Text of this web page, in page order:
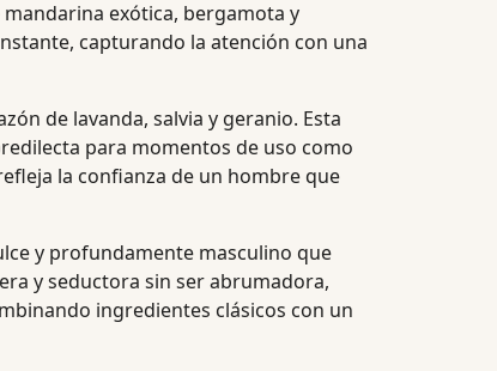
exótica, bergamota y
capturando la atención con una
de lavanda, salvia y geranio. Esta
para momentos de uso como
la confianza de un hombre que
y profundamente masculino que
y seductora sin ser abrumadora,
ingredientes clásicos con un